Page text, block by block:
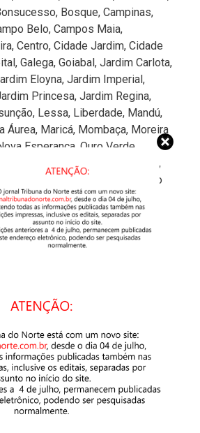
Bosque, Campinas,
Belo, Campos Maia,
Centro, Cidade Jardim, Cidade
Galega, Goiabal, Jardim Carlota,
Eloyna, Jardim Imperial,
Princesa, Jardim Regina,
Lessa, Liberdade, Mandú,
Áurea, Maricá, Mombaça, Moreira
Esperança, Ouro Verde,
Parque São Domingos, Pasin,
Santa Luzia, Santana, São
Socorro, Terra dos Ipês,
Acácias, Vila Borghese, Vila
São Benedito, Vila São José,
Vista Alegre e Vitória Vale.